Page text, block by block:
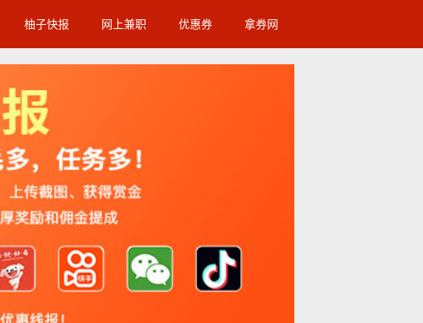
柚子快报 网上兼职 优惠券 拿券网